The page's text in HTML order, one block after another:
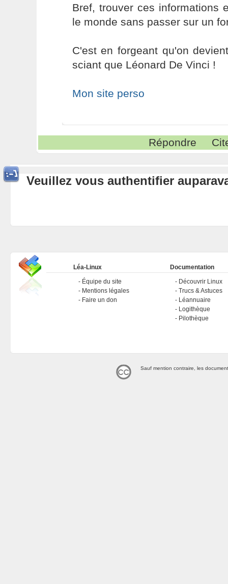
Bref, trouver ces informations
le monde sans passer sur un
C'est en forgeant qu'on
sciant que Léonard De Vinci !
Mon site perso
Répondre
Veuillez vous authentifier
Léa-Linux
Équipe du site
Mentions légales
Faire un don
Documentation
Découvrir Linux
Trucs & Astuces
Léannuaire
Logithèque
Pilothèque
Sauf mention contraire, les